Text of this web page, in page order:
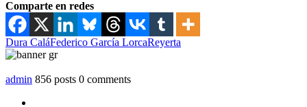
Comparte en redes
Dura CaláFederico García LorcaReyerta
admin 856 posts 0 comments